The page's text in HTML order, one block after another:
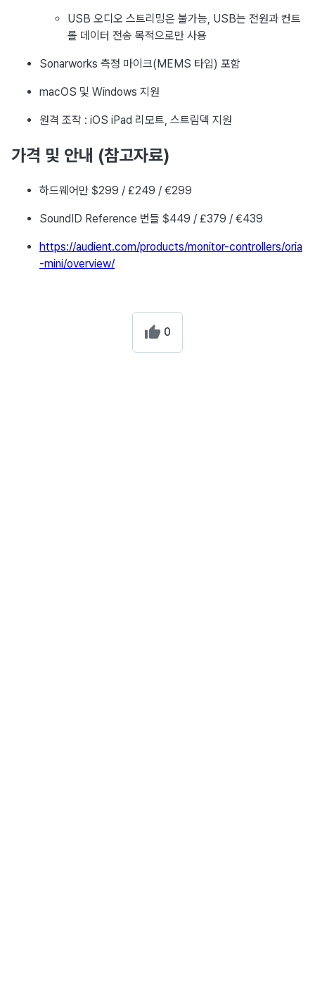
USB 오디오 스트리밍은 불가능, USB는 전원과 컨트
롤 데이터 전송 목적으로만 사용
Sonarworks 측정 마이크(MEMS 타입) 포함
macOS 및 Windows 지원
원격 조작 : iOS iPad 리모트, 스트림덱 지원
가격 및 안내 (참고자료)
하드웨어만 $299 / £249 / €299
SoundID Reference 번들 $449 / £379 / €439
https://audient.com/products/monitor-controllers/oria
-mini/overview/
0